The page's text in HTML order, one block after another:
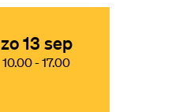
zo 13 sep
10.00-17.00